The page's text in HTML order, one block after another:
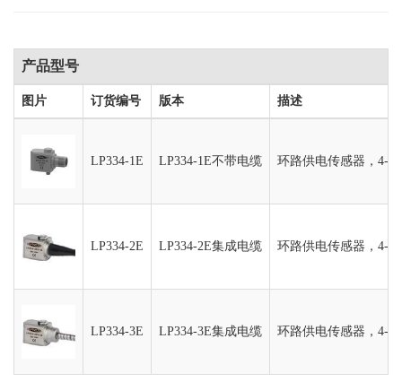
产品型号
图片 订货编号 版本 描述
LP334-1E LP334-1E不带电缆 环路供电传感器，4-
LP334-2E LP334-2E集成电缆 环路供电传感器，4-
LP334-3E LP334-3E集成电缆 环路供电传感器，4-